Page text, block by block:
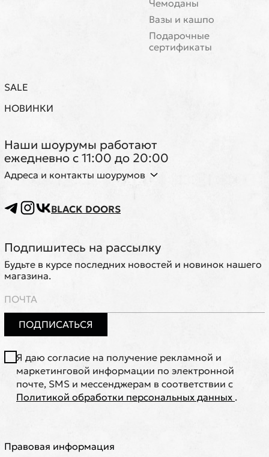
Чемоданы
Вазы и кашпо
Подарочные
сертификаты
SALE
НОВИНКИ
Наши шоурумы работают
ежедневно с 11:00 до 20:00
Адреса и контакты шоурумов
BLACK DOORS
Подпишитесь на рассылку
Будьте в курсе последних новостей и новинок нашего
магазина.
ПОДПИСАТЬСЯ
Я даю согласие на получение рекламной и
маркетинговой информации по электронной
почте, SMS и мессенджерам в соответствии с
Политикой обработки персональных данных .
Правовая информация